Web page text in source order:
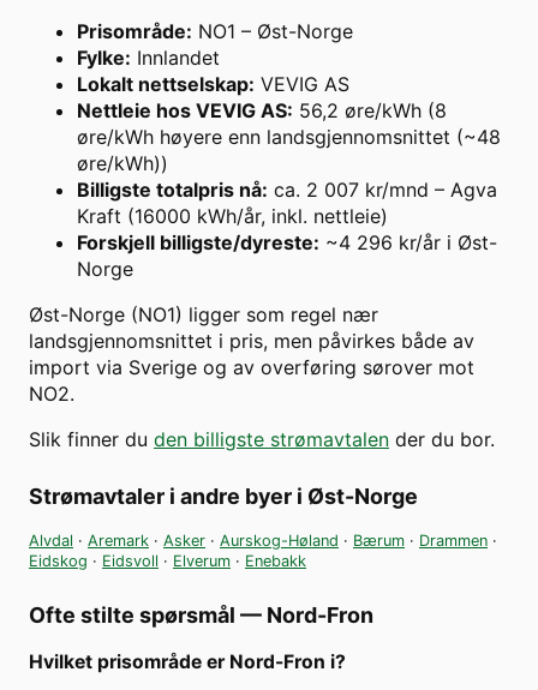
Prisområde: NO1 – Øst-Norge
Fylke: Innlandet
Lokalt nettselskap: VEVIG AS
Nettleie hos VEVIG AS: 56,2 øre/kWh (8
øre/kWh høyere enn landsgjennomsnittet (~48
øre/kWh))
Billigste totalpris nå: ca. 2 007 kr/mnd – Agva
Kraft (16000 kWh/år, inkl. nettleie)
Forskjell billigste/dyreste: ~4 296 kr/år i Øst-
Norge
Øst-Norge (NO1) ligger som regel nær
landsgjennomsnittet i pris, men påvirkes både av
import via Sverige og av overføring sørover mot
NO2.
Slik finner du den billigste strømavtalen der du bor.
Strømavtaler i andre byer i Øst-Norge
Alvdal · Aremark · Asker · Aurskog-Høland · Bærum · Drammen ·
Eidskog · Eidsvoll · Elverum · Enebakk
Ofte stilte spørsmål — Nord-Fron
Hvilket prisområde er Nord-Fron i?